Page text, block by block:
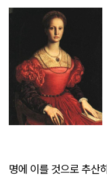
명에 이를 것으로 추산